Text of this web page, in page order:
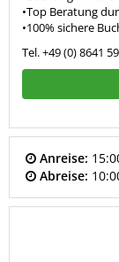
•Top Beratung
•100% sichere
Tel. +49 (0) 8641
Anreise:
Abreise: